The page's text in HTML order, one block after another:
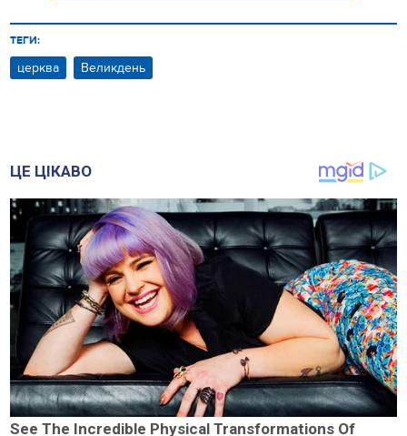
ТЕГИ:
церква Великдень
ЦЕ ЦІКАВО
See The Incredible Physical Transformations Of